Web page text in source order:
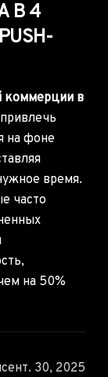
В 4
коммерции в
на фоне
время.
часто
на 50%
сент. 30, 2025